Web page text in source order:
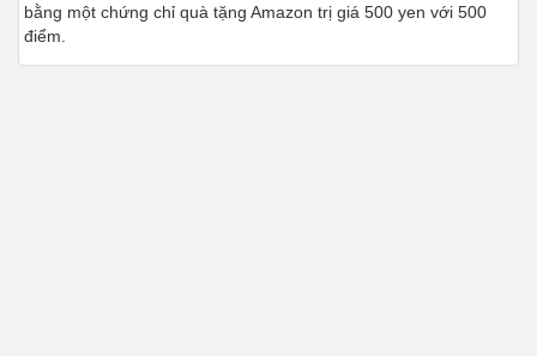
bằng một chứng chỉ quà tặng Amazon trị giá 500 yen với 500
điểm.